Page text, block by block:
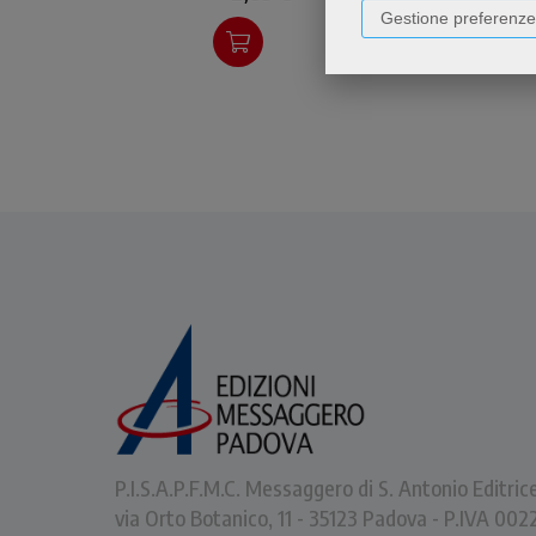
Gestione preferenze
e panis caritatis, il pane
dell'eucarestia e quello della
carità.
P.I.S.A.P.F.M.C. Messaggero di S. Antonio
via Orto Botanico, 11 - 35123 Padova - P.IVA